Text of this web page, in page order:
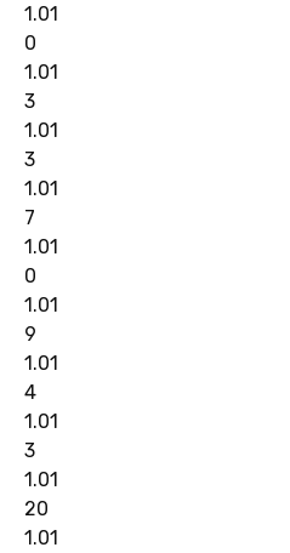
1.01
0
1.01
3
1.01
3
1.01
7
1.01
0
1.01
9
1.01
4
1.01
3
1.01
20
1.01